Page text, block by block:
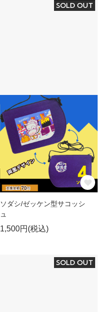
SOLD OUT
ソダシ/ゼッケン型サコッシ
ュ
1,500円(税込)
SOLD OUT